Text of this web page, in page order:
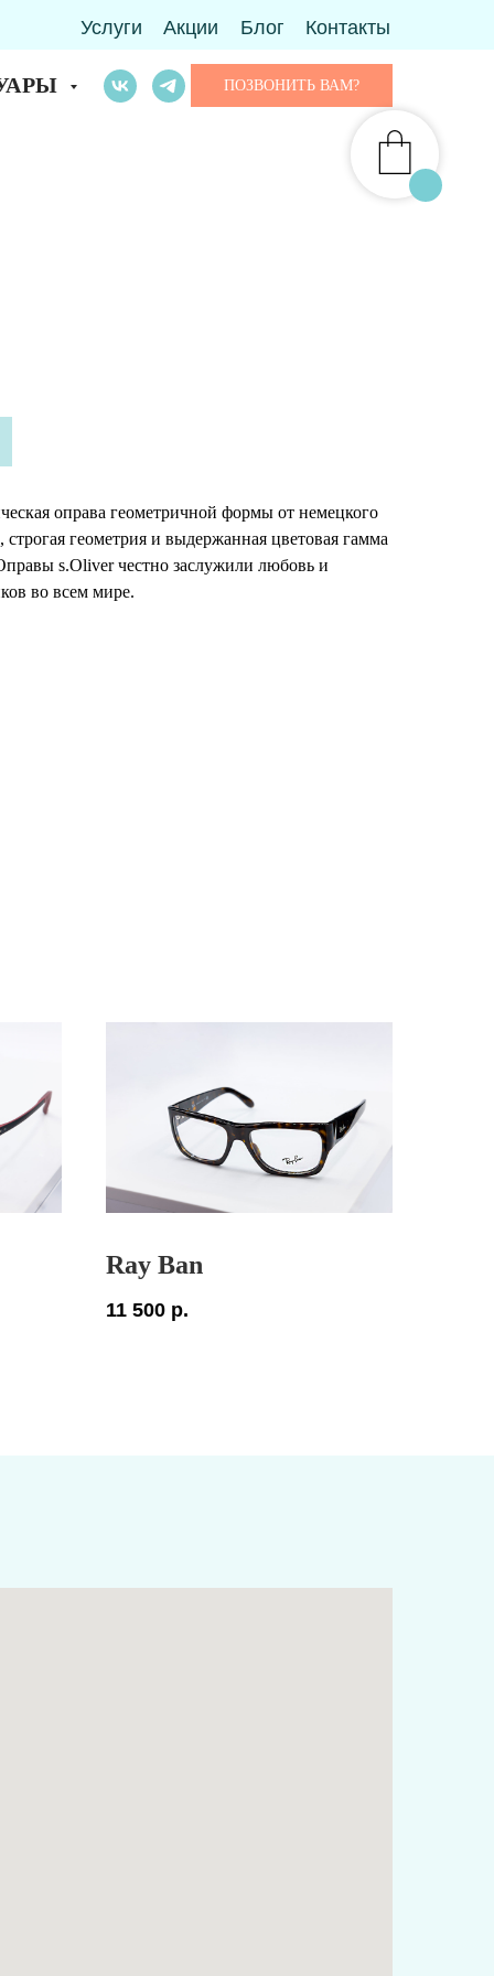
Акции
Услуги Блог Контакты
ПОЗВОНИТЬ ВАМ?
оправа геометричной формы от немецкого
геометрия и выдержанная цветовая гамма
s.Oliver честно заслужили любовь и
во всем мире.
Ray Ban
11 500 р.